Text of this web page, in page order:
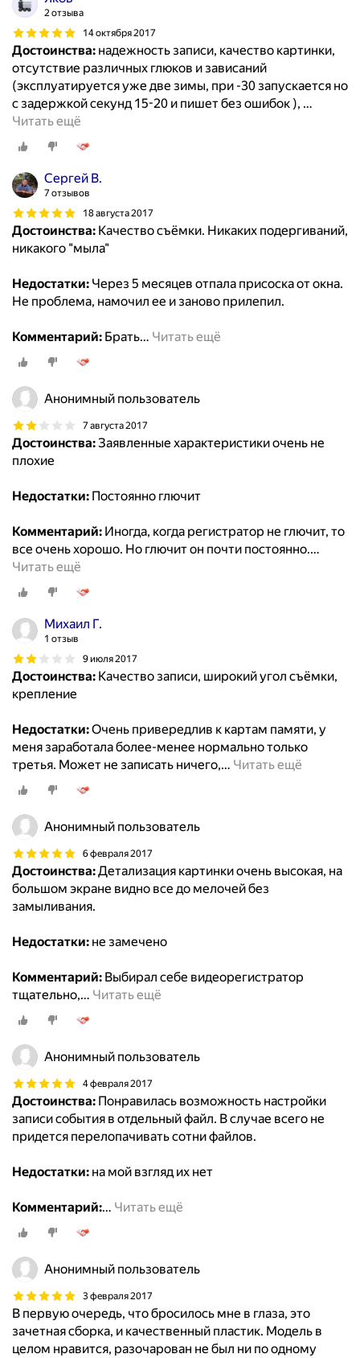
2 отзыва
14 октября 2017
Достоинства: надежность записи, качество картинки,
отсутствие различных глюков и зависаний
(эксплуатируется уже две зимы, при -30 запускается но
с задержкой секунд 15-20 и пишет без ошибок ), …
Читать ещё
Сергей В.
7 отзывов
18 августа 2017
Достоинства: Качество съёмки. Никаких подергиваний,
никакого "мыла"
Недостатки: Через 5 месяцев отпала присоска от окна.
Не проблема, намочил ее и заново прилепил.
Комментарий: Брать… Читать ещё
Анонимный пользователь
7 августа 2017
Достоинства:Заявленные характеристики очень не
плохие
Недостатки: Постоянно глючит
Комментарий: Иногда, когда регистратор не глючит, то
все очень хорошо. Но глючит он почти постоянно.…
Читать ещё
Михаил Г.
1 отзыв
9 июля 2017
Достоинства: Качество записи, широкий угол съёмки,
крепление
Недостатки:Очень привередлив к картам памяти, у
меня заработала более-менее нормально только
третья. Может не записать ничего,… Читать ещё
Анонимный пользователь
6 февраля 2017
Достоинства:Детализация картинки очень высокая, на
большом экране видно все до мелочей без
замыливания.
Недостатки: не замечено
Комментарий: Выбирал себе видеорегистратор
тщательно,… Читать ещё
Анонимный пользователь
4 февраля 2017
Достоинства: Понравилась возможность настройки
записи события в отдельный файл. В случае всего не
придется перелопачивать сотни файлов.
Недостатки: на мой взгляд их нет
Комментарий:… Читать ещё
Анонимный пользователь
3 февраля 2017
В первую очередь, что бросилось мне в глаза, это
зачетная сборка, и качественный пластик. Модель в
целом нравится, разочарован не был ни по одному